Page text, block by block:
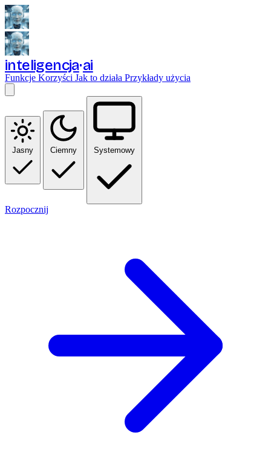
inteligencja ai
Funkcje Korzyści Jak to działa Przykłady użycia
Jasny Ciemny Systemowy
Rozpocznij